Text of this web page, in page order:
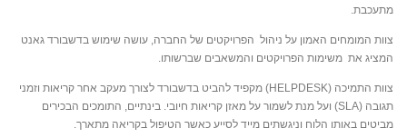
מתעכבת.
צוות המומחים האמון על ניהול הפרויקטים של החברה, עושה שימוש בדשבורד גאנט
המציג את משימות הפרויקטים והמשאבים שברשותו.
צוות התמיכה (HELPDESK) מקפיד להביט בדשבורד לצורך מעקב אחר קריאות וזמני
תגובה (SLA) ועל מנת לשמור על מאזן קריאות חיובי. בינתיים, התומכים הבכירים
מביטים באותו הלוח וניגשתים מייד לסייע כאשר הטיפול בקריאה מתארך.